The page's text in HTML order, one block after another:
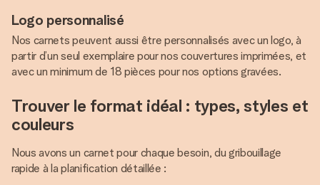
Logo personnalisé
Nos carnets peuvent aussi être personnalisés avec un logo, à
partir d’un seul exemplaire pour nos couvertures imprimées, et
avec un minimum de 18 pièces pour nos options gravées.
Trouver le format idéal : types, styles et
couleurs
Nous avons un carnet pour chaque besoin, du gribouillage
rapide à la planification détaillée :